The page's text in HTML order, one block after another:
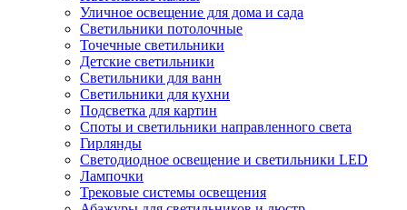
Уличное освещение для дома и сада
Светильники потолочные
Точечные светильники
Детские светильники
Светильники для ванн
Светильники для кухни
Подсветка для картин
Споты и светильники направленного света
Гирлянды
Светодиодное освещение и светильники LED
Лампочки
Трековые системы освещения